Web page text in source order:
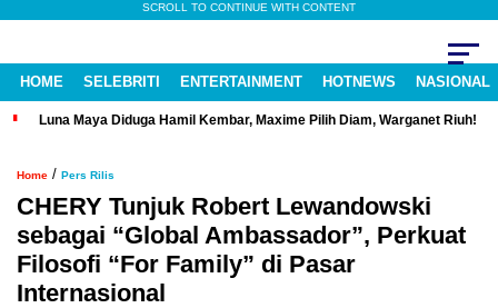
SCROLL TO CONTINUE WITH CONTENT
HOME SELEBRITI ENTERTAINMENT HOTNEWS NASIONAL
Luna Maya Diduga Hamil Kembar, Maxime Pilih Diam, Warganet Riuh!
Home / Pers Rilis
CHERY Tunjuk Robert Lewandowski
sebagai “Global Ambassador”, Perkuat
Filosofi “For Family” di Pasar
Internasional